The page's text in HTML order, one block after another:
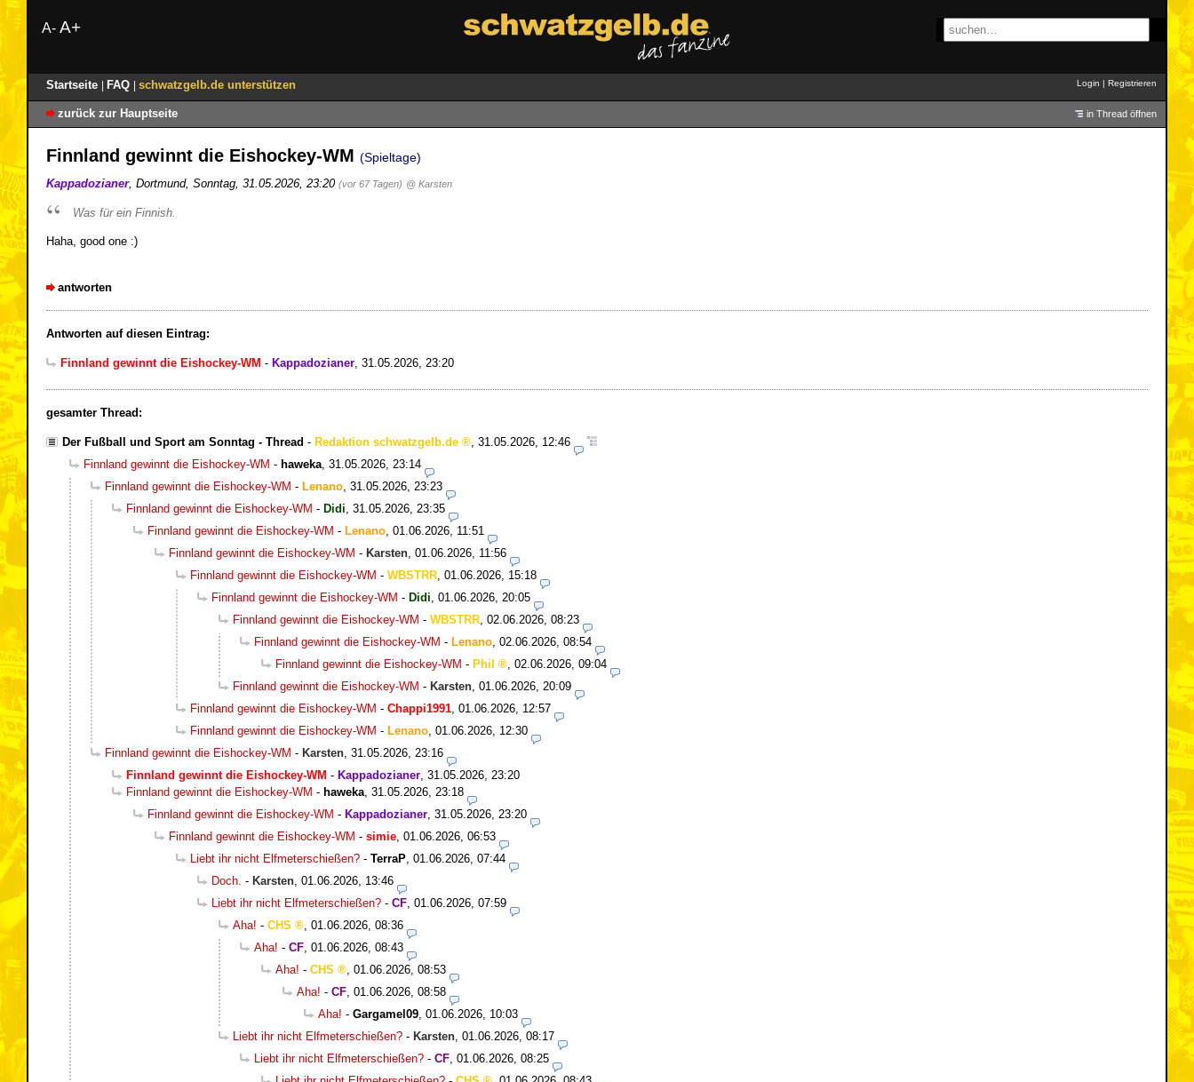
A- A+
Startseite FAQ schwatzgelb.de unterstützen Login | Registrieren
zurück zur Hauptseite in Thread öffnen
Finnland gewinnt die Eishockey-WM (Spieltage)
Kappadozianer, Dortmund, Sonntag, 31.05.2026, 23:20 (vor 67 Tagen) @ Karsten
Was für ein Finnish.
Haha, good one :)
antworten
Antworten auf diesen Eintrag:
Finnland gewinnt die Eishockey-WM - Kappadozianer, 31.05.2026, 23:20
gesamter Thread:
Der Fußball und Sport am Sonntag - Thread - Redaktion schwatzgelb.de
31.05.2026, 12:46
Finnland gewinnt die Eishockey-WM - haweka 31.05.2026, 23:14
Finnland gewinnt die Eishockey-WM - Lenano 31.05.2026, 23:23
Finnland gewinnt die Eishockey-WM - Didi 31.05.2026, 23:35
Finnland gewinnt die Eishockey-WM - Lenano 01.06.2026, 11:51
Finnland gewinnt die Eishockey-WM - Karsten 01.06.2026, 11:56
Finnland gewinnt die Eishockey-WM - WBSTRR 01.06.2026, 15:18
Finnland gewinnt die Eishockey-WM - Didi 01.06.2026, 20:05
Finnland gewinnt die Eishockey-WM - WBSTRR 02.06.2026, 08:23
Finnland gewinnt die Eishockey-WM - Lenano 02.06.2026, 08:54
Finnland gewinnt die Eishockey-WM - Phil
02.06.2026, 09:04
Finnland gewinnt die Eishockey-WM - Karsten 01.06.2026, 20:09
Finnland gewinnt die Eishockey-WM - Chappi1991 01.06.2026, 12:57
Finnland gewinnt die Eishockey-WM - Lenano 01.06.2026, 12:30
Finnland gewinnt die Eishockey-WM - Karsten 31.05.2026, 23:16
Finnland gewinnt die Eishockey-WM - Kappadozianer 31.05.2026, 23:20
Finnland gewinnt die Eishockey-WM - haweka 31.05.2026, 23:18
Finnland gewinnt die Eishockey-WM - Kappadozianer 31.05.2026, 23:20
Finnland gewinnt die Eishockey-WM - simie 01.06.2026, 06:53
Liebt ihr nicht Elfmeterschießen? - TerraP 01.06.2026, 07:44
Doch. - Karsten 01.06.2026, 13:46
Liebt ihr nicht Elfmeterschießen? - CF 01.06.2026, 07:59
Aha! - CHS
01.06.2026, 08:36
Aha! - CF 01.06.2026, 08:43
Aha! - CHS
01.06.2026, 08:53
Aha! - CF 01.06.2026, 08:58
Aha! - Gargamel09 01.06.2026, 10:03
Liebt ihr nicht Elfmeterschießen? - Karsten 01.06.2026, 08:17
Liebt ihr nicht Elfmeterschießen? - CF 01.06.2026, 08:25